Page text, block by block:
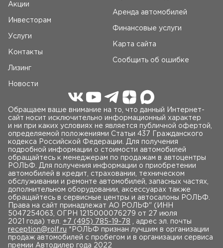
Акции
Инвесторам
Услуги
Контакты
Лизинг
Новости
Аренда автомобилей
Финансовые услуги
Карта сайта
Сообщить об ошибке
Обращаем ваше внимание на то, что данный Интернет-
сайт носит исключительно информационный характер
и ни при каких условиях не является публичной офертой,
определяемой положениями Статьи 437 Гражданского
кодекса Российской Федерации. Для получения
подробной информации о стоимости автомобилей
обращайтесь к менеджерам по продажам в автоцентры
РОЛЬФ. Для получения информации о приобретении
автомобилей в кредит, страховании, техническом
обслуживании и ремонте автомобилей, запасных частях,
дополнительном оборудовании, аксессуарах также
обращайтесь в сервисные центры и автосалоны РОЛЬФ.
Права на сайт принадлежат AO РОЛЬФ" (ИНН
5047254063, ОГРН 1215000076279 от 27 июля
2021 года) тел. +7 (495) 785-19-78 , адрес эл. почты
reception@rolf.ru *РОЛЬФ признан лучшим в организации
продаж автомобилей с пробегом и в организации сервиса
премии Автодилер года 2022